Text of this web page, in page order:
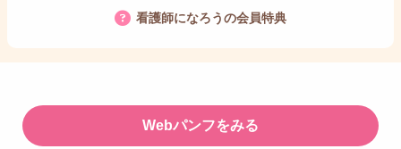
看護師になろうの会員特典
Webパンフをみる